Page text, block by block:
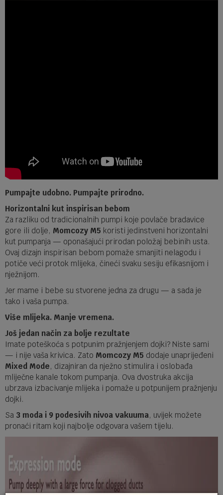
Pumpajte udobno. Pumpajte prirodno.
Horizontalni kut inspirisan bebom
Za razliku od tradicionalnih pumpi koje povlače bradavice
gore ili dolje, Momcozy M5 koristi jedinstveni horizontalni
kut pumpanja — oponašajući prirodan položaj bebinih usta.
Ovaj dizajn inspirisan bebom pomaže smanjiti nelagodu i
potiče veći protok mlijeka, čineći svaku sesiju efikasnijom i
nježnijom.
Jer mame i bebe su stvorene jedna za drugu — a sada je
tako i vaša pumpa.
Više mlijeka. Manje vremena.
Još jedan način za bolje rezultate
Imate poteškoća s potpunim pražnjenjem dojki? Niste sami
— i nije vaša krivica. Zato Momcozy M5 dodaje unaprijeđeni
Mixed Mode, dizajniran da nježno stimulira i oslobađa
mliječne kanale tokom pumpanja. Ova dvostruka akcija
ubrzava izbacivanje mlijeka i pomaže u potpunijem pražnjenju
dojki.
Sa 3 moda i 9 podesivih nivoa vakuuma, uvijek možete
pronaći ritam koji najbolje odgovara vašem tijelu.